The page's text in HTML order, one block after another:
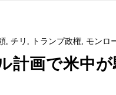
,チリ , トランプ政権, モンロ
計画で米中